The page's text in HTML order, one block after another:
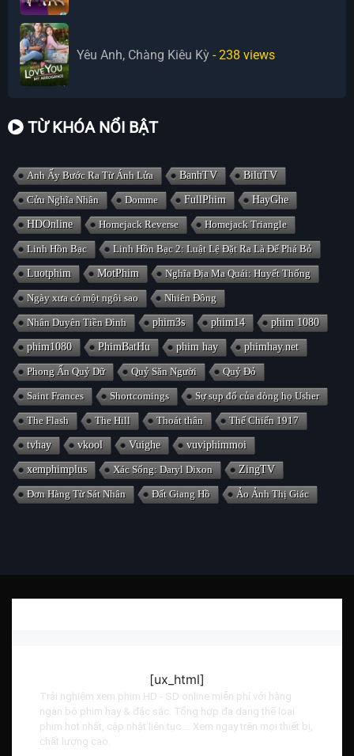
Yêu Anh, Chàng Kiêu Kỳ - 238 views
TỪ KHÓA NỔI BẬT
Anh Ấy Bước Ra Từ Ánh Lửa BanhTV BiluTV
Cửu Nghĩa Nhân Domme FullPhim HayGhe
HDOnline Homejack Reverse Homejack Triangle
Linh Hồn Bạc Linh Hồn Bạc 2: Luật Lệ Đặt Ra Là Để Phá Bỏ
Luotphim MotPhim Nghĩa Địa Ma Quái: Huyết Thống
Ngày xưa có một ngôi sao Nhiên Đông
Nhân Duyên Tiền Đình phim3s phim14 phim 1080
phim1080 PhimBatHu phim hay phimhay.net
Phong Ấn Quỷ Dữ Quỷ Săn Người Quỷ Đỏ
Saint Frances Shortcomings Sự sụp đổ của dòng họ Usher
The Flash The Hill Thoát thân Thế Chiến 1917
tvhay vkool Vuighe vuviphimmoi
xemphimplus Xác Sống: Daryl Dixon ZingTV
Đơn Hàng Từ Sát Nhân Đất Giang Hồ Ảo Ảnh Thị Giác